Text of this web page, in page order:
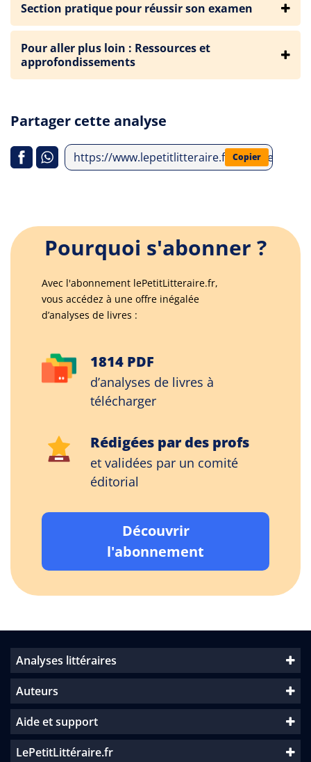
Section pratique pour réussir son examen
Pour aller plus loin : Ressources et
approfondissements
Partager cette analyse
https://www.lepetitlitteraire.fr/analyses-
Copier
Pourquoi s'abonner ?
Avec l'abonnement lePetitLitteraire.fr,
vous accédez à une offre inégalée
d’analyses de livres :
1814 PDF
d’analyses de livres à
télécharger
Rédigées par des profs
et validées par un comité
éditorial
Découvrir
l'abonnement
Analyses littéraires
Auteurs
Aide et support
LePetitLittéraire.fr